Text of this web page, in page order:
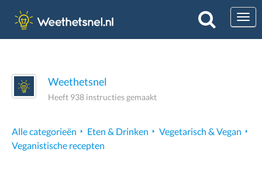
Weethetsnel
Heeft 938 instructies gemaakt
Alle categorieën Eten & Drinken
Vegetarisch & Vegan
Veganistische recepten